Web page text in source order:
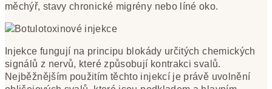
měchýř, stavy chronické migrény nebo líné oko.
Injekce fungují na principu blokády určitých chemických
signálů z nervů, které způsobují kontrakci svalů.
Nejběžnějším použitím těchto injekcí je právě uvolnění